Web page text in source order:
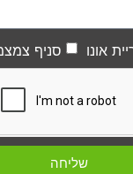
אונו סניף
שליחה